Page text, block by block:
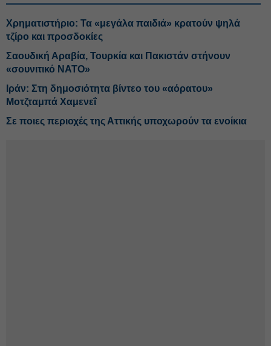
Χρηματιστήριο: Τα «μεγάλα παιδιά» κρατούν ψηλά
τζίρο και προσδοκίες
Σαουδική Αραβία, Τουρκία και Πακιστάν στήνουν
«σουνιτικό ΝΑΤΟ»
Ιράν: Στη δημοσιότητα βίντεο του «αόρατου»
Μοτζταμπά Χαμενεΐ
Σε ποιες περιοχές της Αττικής υποχωρούν τα ενοίκια